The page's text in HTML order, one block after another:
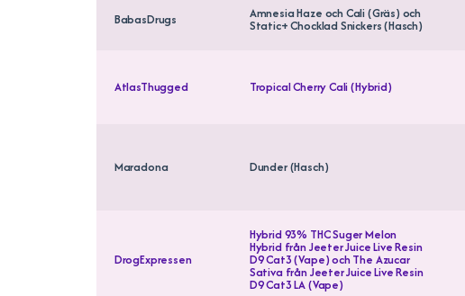
BabasDrugs Amnesia Haze och Cali (Gräs) och
Static+ Chocklad Snickers (Hasch)
AtlasThugged Tropical Cherry Cali (Hybrid)
Maradona Dunder (Hasch)
DrogExpressen
Hybrid 93% THC Suger Melon
Hybrid från Jeeter Juice Live Resin
D9 Cat3 (Vape) och The Azucar
Sativa från Jeeter Juice Live Resin
D9 Cat3 LA (Vape)